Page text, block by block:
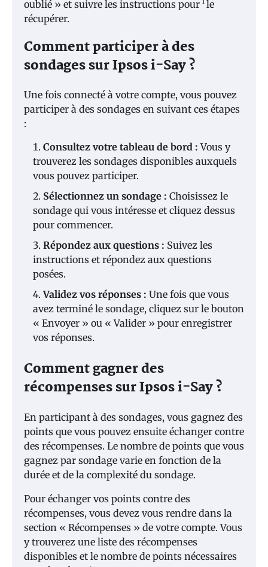
oublié » et suivre les instructions pour le
récupérer.
Comment participer à des
sondages sur Ipsos i-Say ?
Une fois connecté à votre compte, vous pouvez
participer à des sondages en suivant ces étapes
:
Consultez votre tableau de bord : Vous y
trouverez les sondages disponibles auxquels
vous pouvez participer.
Sélectionnez un sondage : Choisissez le
sondage qui vous intéresse et cliquez dessus
pour commencer.
Répondez aux questions : Suivez les
instructions et répondez aux questions
posées.
Validez vos réponses : Une fois que vous
avez terminé le sondage, cliquez sur le bouton
« Envoyer » ou « Valider » pour enregistrer
vos réponses.
Comment gagner des
récompenses sur Ipsos i-Say ?
En participant à des sondages, vous gagnez des
points que vous pouvez ensuite échanger contre
des récompenses. Le nombre de points que vous
gagnez par sondage varie en fonction de la
durée et de la complexité du sondage.
Pour échanger vos points contre des
récompenses, vous devez vous rendre dans la
section « Récompenses » de votre compte. Vous
y trouverez une liste des récompenses
disponibles et le nombre de points nécessaires